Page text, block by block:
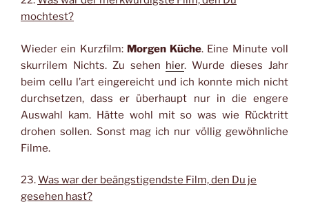
mochtest?
Wieder ein Kurzfilm: Morgen Küche. Eine Minute voll
skurrilem Nichts. Zu sehen hier. Wurde dieses Jahr
beim cellu l’art eingereicht und ich konnte mich nicht
durchsetzen, dass er überhaupt nur in die engere
Auswahl kam. Hätte wohl mit so was wie Rücktritt
drohen sollen. Sonst mag ich nur völlig gewöhnliche
Filme.
23.Was war der beängstigendste Film, den Du je
gesehen hast?